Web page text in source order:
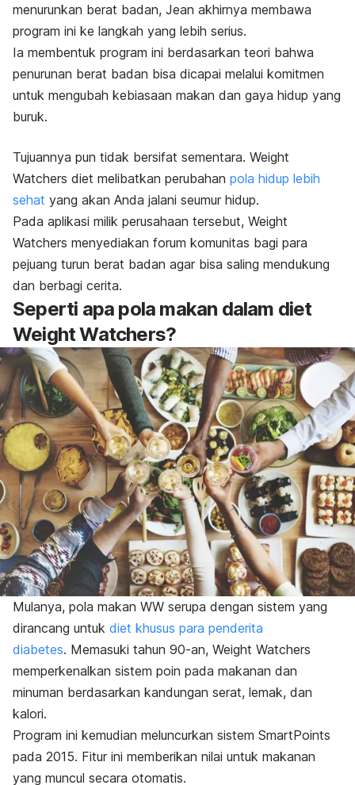
menurunkan berat badan, Jean akhirnya membawa
program ini ke langkah yang lebih serius.
Ia membentuk program ini berdasarkan teori bahwa
penurunan berat badan bisa dicapai melalui komitmen
untuk mengubah kebiasaan makan dan gaya hidup yang
buruk.
Tujuannya pun tidak bersifat sementara. Weight
Watchers diet melibatkan perubahan pola hidup lebih
sehat yang akan Anda jalani seumur hidup.
Pada aplikasi milik perusahaan tersebut, Weight
Watchers menyediakan forum komunitas bagi para
pejuang turun berat badan agar bisa saling mendukung
dan berbagi cerita.
Seperti apa pola makan dalam diet
Weight Watchers?
Mulanya, pola makan WW serupa dengan sistem yang
dirancang untuk diet khusus para penderita
diabetes. Memasuki tahun 90-an, Weight Watchers
memperkenalkan sistem poin pada makanan dan
minuman berdasarkan kandungan serat, lemak, dan
kalori.
Program ini kemudian meluncurkan sistem SmartPoints
pada 2015. Fitur ini memberikan nilai untuk makanan
yang muncul secara otomatis.